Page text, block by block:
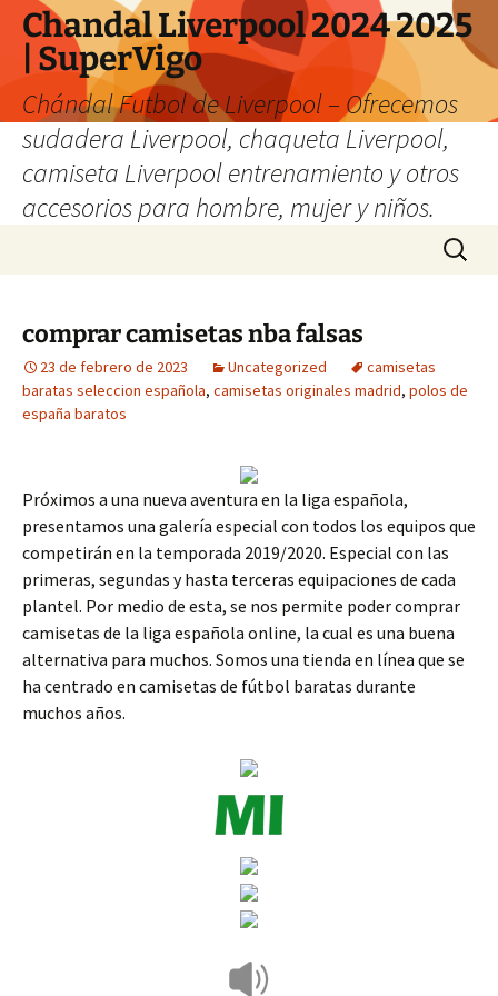
Chandal Liverpool 2024 2025
| SuperVigo
Chándal Futbol de Liverpool – Ofrecemos
sudadera Liverpool, chaqueta Liverpool,
camiseta Liverpool entrenamiento y otros
accesorios para hombre, mujer y niños.
Buscar:
comprar camisetas nba falsas
23 de febrero de 2023 Uncategorized
camisetas
baratas seleccion española, camisetas originales madrid, polos de
españa baratos
Próximos a una nueva aventura en la liga española,
presentamos una galería especial con todos los equipos que
competirán en la temporada 2019/2020. Especial con las
primeras, segundas y hasta terceras equipaciones de cada
plantel. Por medio de esta, se nos permite poder comprar
camisetas de la liga española online, la cual es una buena
alternativa para muchos. Somos una tienda en línea que se
ha centrado en camisetas de fútbol baratas durante
muchos años.